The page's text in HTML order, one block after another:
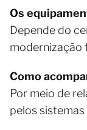
Os
Depende do
modernização
Como
Por meio de
pelos